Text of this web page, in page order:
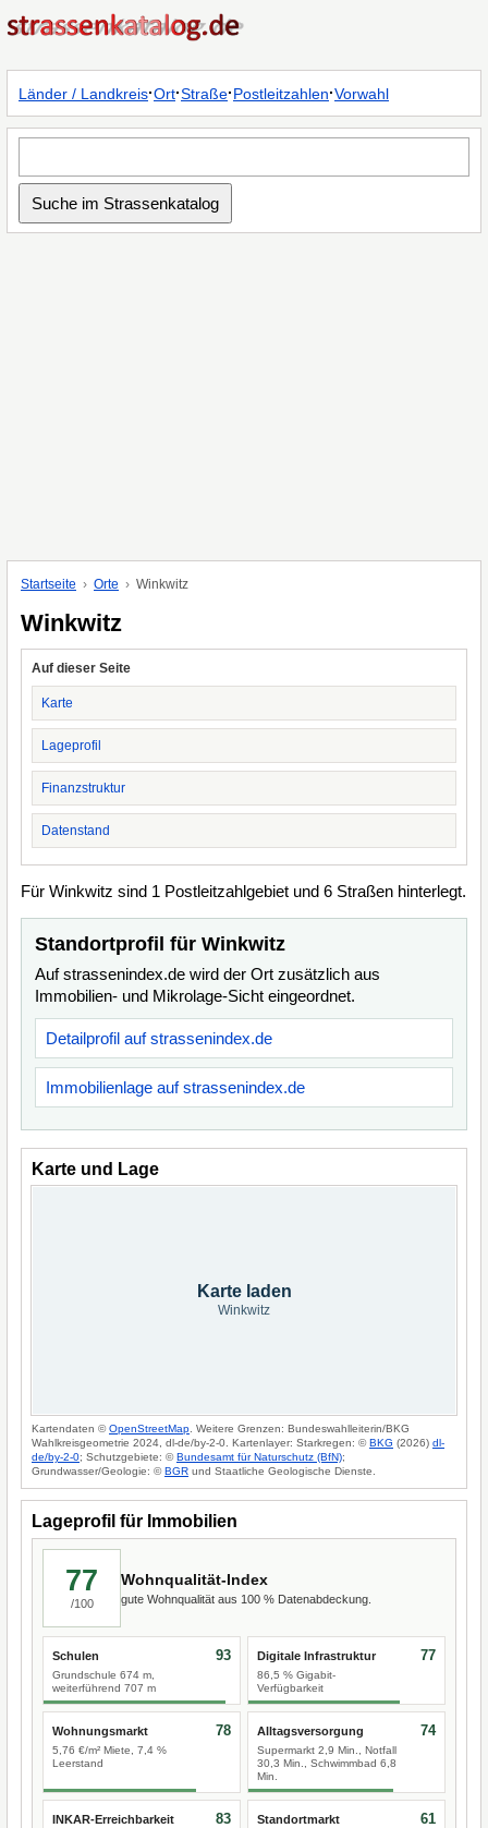
Länder / Landkreis·Ort·Straße·Postleitzahlen·Vorwahl
Startseite Orte Winkwitz
Winkwitz
Auf dieser Seite
Karte
Lageprofil
Finanzstruktur
Datenstand
Für Winkwitz sind 1 Postleitzahlgebiet und 6 Straßen hinterlegt.
Standortprofil für Winkwitz
Auf strassenindex.de wird der Ort zusätzlich aus
Immobilien- und Mikrolage-Sicht eingeordnet.
Detailprofil auf strassenindex.de
Immobilienlage auf strassenindex.de
Karte und Lage
Karte laden
Winkwitz
Kartendaten ©OpenStreetMap . Weitere Grenzen: Bundeswahlleiterin/BKG
Wahlkreisgeometrie 2024, dl-de/by-2-0. Kartenlayer: Starkregen: ©BKG (2026) dl-
de/by-2-0; Schutzgebiete: ©Bundesamt für Naturschutz (BfN);
Grundwasser/Geologie: ©BGR und Staatliche Geologische Dienste.
Lageprofil für Immobilien
77
/100
Wohnqualität-Index
gute Wohnqualität aus 100 % Datenabdeckung.
Schulen
Grundschule 674 m,
weiterführend 707 m
93 Digitale Infrastruktur
86,5 % Gigabit-
Verfügbarkeit
77
Wohnungsmarkt
5,76 €/m² Miete, 7,4 %
Leerstand
78 Alltagsversorgung
Supermarkt 2,9 Min., Notfall
30,3 Min., Schwimmbad 6,8
Min.
74
INKAR-Erreichbarkeit 83 Standortmarkt 61